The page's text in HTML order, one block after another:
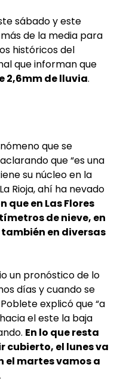
sábado y este
de la media para
históricos del
que informan que
2,6mm de lluvia.
que se
que “es una
su núcleo en la
Rioja, ahí ha nevado
en Las Flores
de nieve, en
en diversas
un pronóstico de lo
días y cuando se
explicó que “a
el este la baja
En lo que resta
cubierto, el lunes va
el martes vamos a